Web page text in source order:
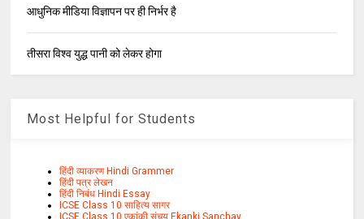
आधुनिक मीडिया विज्ञापन पर ही निर्भर है
तीसरा विश्व युद्ध पानी को लेकर होगा
Most Helpful for Students
हिंदी व्याकरण Hindi Grammer
हिंदी पत्र लेखन
हिंदी निबंध Hindi Essay
ICSE Class 10 साहित्य सागर
ICSE Class 10 एकांकी संचय Ekanki Sanchay